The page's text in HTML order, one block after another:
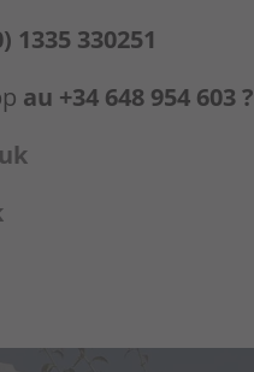
1335 330251
au +34 648 954 603 ?